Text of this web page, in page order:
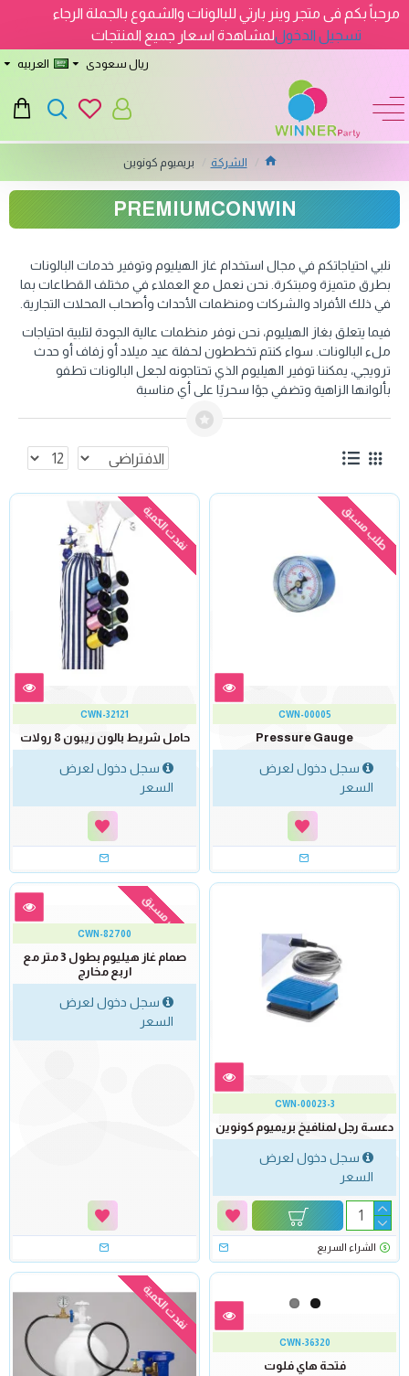
مرحباً بكم فى متجر وينر بارتي للبالونات والشموع بالجملة الرجاء
تسجيل الدخوللمشاهدة اسعار جميع المنتجات
ريال سعودى العربيه
الشركة بريميوم كونوين
PREMIUMCONWIN
نلبي احتياجاتكم في مجال استخدام غاز الهيليوم وتوفير خدمات البالونات
بطرق متميزة ومبتكرة. نحن نعمل مع العملاء في مختلف القطاعات بما
في ذلك الأفراد والشركات ومنظمات الأحداث وأصحاب المحلات التجارية.
فيما يتعلق بغاز الهيليوم، نحن نوفر منظمات عالية الجودة لتلبية احتياجات
ملء البالونات. سواء كنتم تخططون لحفلة عيد ميلاد أو زفاف أو حدث
ترويجي، يمكننا توفير الهيليوم الذي تحتاجونه لجعل البالونات تطفو
بألوانها الزاهية وتضفي جوًا سحريًا على أي مناسبة
طلب مسبق
CWN-00005
Pressure Gauge
سجل دخول لعرض
السعر
نفدت الكمية
CWN-32121
حامل شريط بالون ريبون 8 رولات
سجل دخول لعرض
السعر
CWN-00023-3
دعسة رجل لمنافيخ بريميوم كونوين
سجل دخول لعرض
السعر
الشراء السريع
طلب مسبق CWN-82700
صمام غاز هيليوم بطول 3 متر مع
اربع مخارج
سجل دخول لعرض
السعر
CWN-36320
فتحة هاي فلوت
نفدت الكمية